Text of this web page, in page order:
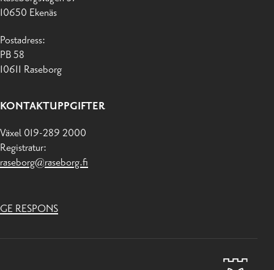
10650 Ekenäs
Postadress:
PB 58
10611 Raseborg
KONTAKTUPPGIFTER
Växel 019-289 2000
Registratur:
raseborg@raseborg.fi
GE RESPONS